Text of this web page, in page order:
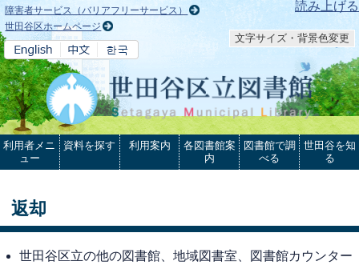
本文へ 読み上げる
障害者サービス（バリアフリーサービス）
世田谷区ホームページ
文字サイズ・背景色変更
利用者メニ
ュー
資料を探す 利用案内
各図書館案
内
図書館で調
べる
世田谷を知
る
返却
世田谷区立の他の図書館、地域図書室、図書館カウンター